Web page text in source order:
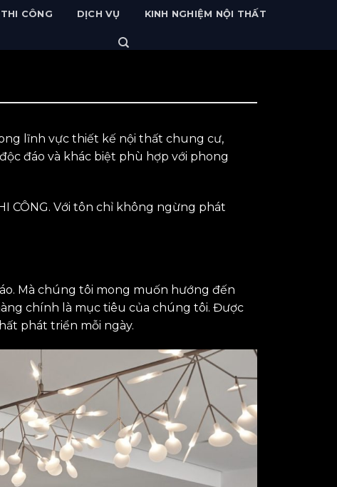
CÔNG DỊCH VỤ KINH NGHIỆM NỘI THẤT
lĩnh vực thiết kế nội thất chung cư,
đáo và khác biệt phù hợp với phong
CÔNG. Với tôn chỉ không ngừng phát
Mà chúng tôi mong muốn hướng đến
chính là mục tiêu của chúng tôi. Được
phát triển mỗi ngày.